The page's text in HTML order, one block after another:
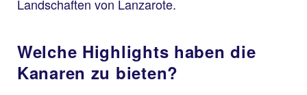
Landschaften von Lanzarote.
Welche Highlights haben die
Kanaren zu bieten?